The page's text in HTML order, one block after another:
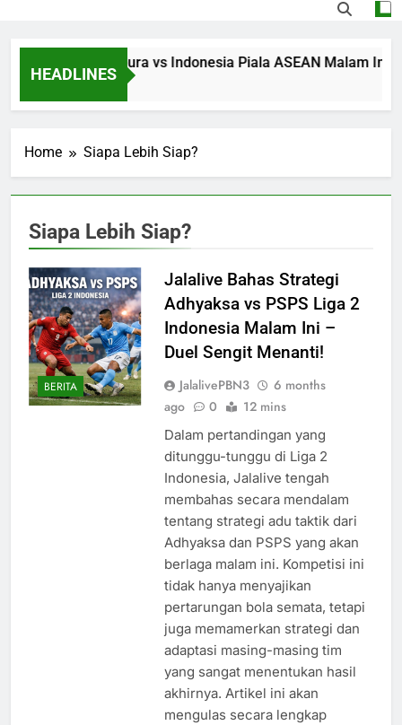
HEADLINES
Streaming Singapura vs Indonesia Piala ASEAN Malam Ini
14 Hours Ago
Home Siapa Lebih Siap?
Siapa Lebih Siap?
BERITA
Jalalive Bahas Strategi
Adhyaksa vs PSPS Liga 2
Indonesia Malam Ini –
Duel Sengit Menanti!
JalalivePBN3
6 months
ago
0 12 mins
Dalam pertandingan yang
ditunggu-tunggu di Liga 2
Indonesia, Jalalive tengah
membahas secara mendalam
tentang strategi adu taktik dari
Adhyaksa dan PSPS yang akan
berlaga malam ini. Kompetisi ini
tidak hanya menyajikan
pertarungan bola semata, tetapi
juga memamerkan strategi dan
adaptasi masing-masing tim
yang sangat menentukan hasil
akhirnya. Artikel ini akan
mengulas secara lengkap